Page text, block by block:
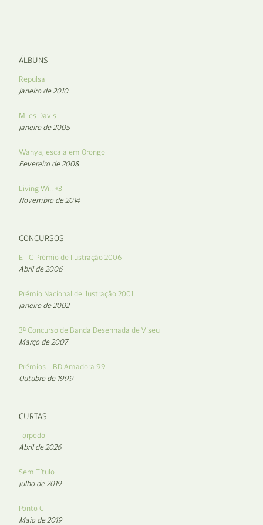
ÁLBUNS
Repulsa
Janeiro de 2010
Miles Davis
Janeiro de 2005
Wanya, escala em Orongo
Fevereiro de 2008
Living Will #3
Novembro de 2014
CONCURSOS
ETIC Prémio de Ilustração 2006
Abril de 2006
Prémio Nacional de Ilustração 2001
Janeiro de 2002
3º Concurso de Banda Desenhada de Viseu
Março de 2007
Prémios – BD Amadora 99
Outubro de 1999
CURTAS
Torpedo
Abril de 2026
Sem Título
Julho de 2019
Ponto G
Maio de 2019